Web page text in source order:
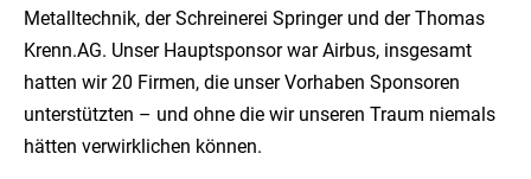
Metalltechnik, der Schreinerei Springer und der Thomas
Krenn.AG. Unser Hauptsponsor war Airbus, insgesamt
hatten wir 20 Firmen, die unser Vorhaben Sponsoren
unterstützten – und ohne die wir unseren Traum niemals
hätten verwirklichen können.